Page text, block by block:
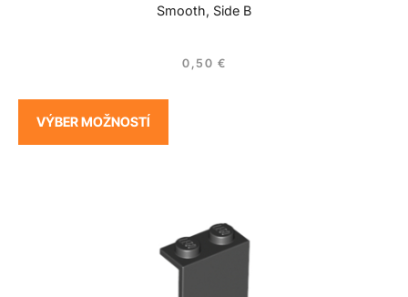
Smooth, Side B
0,50 €
VÝBER MOŽNOSTÍ